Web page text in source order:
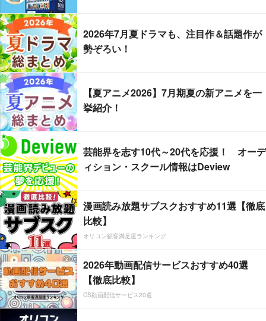
2026年7月夏ドラマも、注目作＆話題作が
勢ぞろい！
【夏アニメ2026】7月期夏の新アニメを一
挙紹介！
芸能界を志す10代～20代を応援！ オーデ
ィション・スクール情報はDeview
漫画読み放題サブスクおすすめ11選【徹底
比較】
オリコン顧客満足度ランキング
2026年動画配信サービスおすすめ40選
【徹底比較】
CS動画配信サービス20選